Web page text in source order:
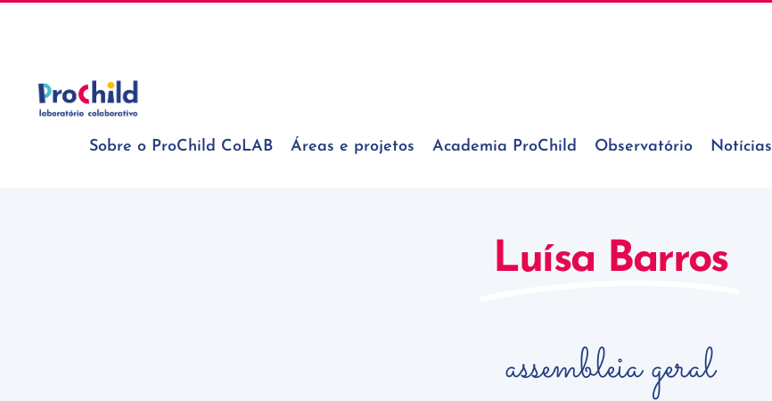
Sobre o ProChild CoLAB Áreas e projetos Academia ProChild Observatório Notícias
Luísa Barros
assembleia geral